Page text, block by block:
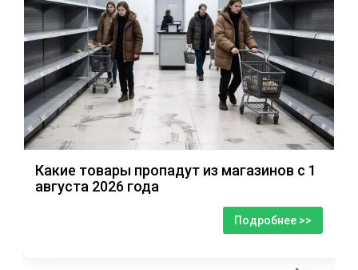
Какие товары пропадут из магазинов с 1
августа 2026 года
Подробнее >>